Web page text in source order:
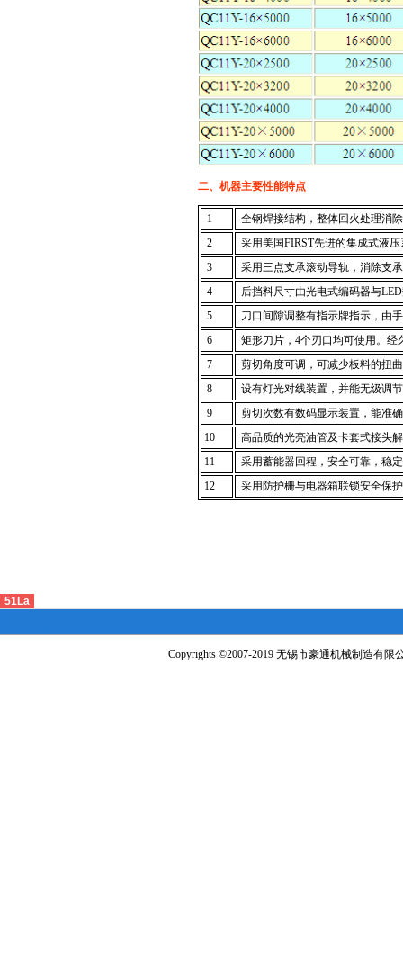
二、机器主要性能特点
1
全钢焊接结构，整体回火处理消
2
采用美国FIRST先进的集成式液
3
采用三点支承滚动导轨，消除支
4
后挡料尺寸由光电式编码器与
5
刀口间隙调整有指示牌指示，由
6
矩形刀片，4个刃口均可使用。经
7
剪切角度可调，可减少板料的扭
8
设有灯光对线装置，并能无级调
9
剪切次数有数码显示装置，能准
10
高品质的光亮油管及卡套式接头
11
采用蓄能器回程，安全可靠，稳
12
采用防护栅与电器箱联锁安全保
51La
Copyrights ©2007-2019 无锡市豪通机械制造有限